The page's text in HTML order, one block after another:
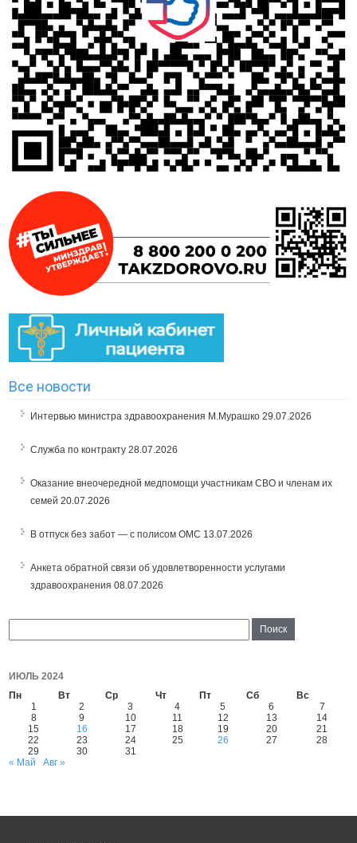
Все новости
Интервью министра здравоохранения М.Мурашко 29.07.2026
Служба по контракту 28.07.2026
Оказание внеочередной медпомощи участникам СВО и членам их
семей 20.07.2026
В отпуск без забот — с полисом ОМС 13.07.2026
Анкета обратной связи об удовлетворенности услугами
здравоохранения 08.07.2026
ИЮЛЬ 2024
Пн
Вт Ср Чт Пт Сб
Вс
1
2 3 4 5 6
7
8
9 10 11 12 13
14
15
16 17 18 19 20
21
22
23 24 25 26 27
28
29
30
31
« Май
Авг »